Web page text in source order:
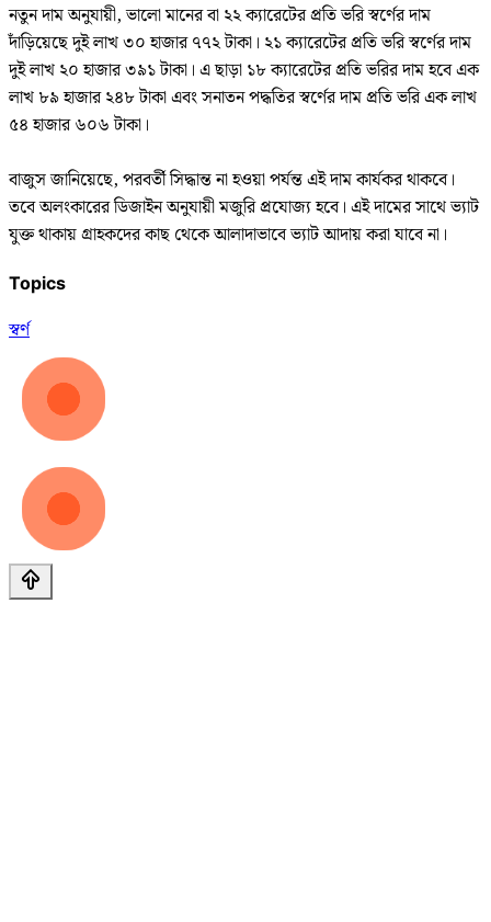
নতুন দাম অনুযায়ী, ভালো মানের বা ২২ ক্যারেটের প্রতি ভরি স্বর্ণের দাম
দাঁড়িয়েছে দুই লাখ ৩০ হাজার ৭৭২ টাকা। ২১ ক্যারেটের প্রতি ভরি স্বর্ণের দাম
দুই লাখ ২০ হাজার ৩৯১ টাকা। এ ছাড়া ১৮ ক্যারেটের প্রতি ভরির দাম হবে এক
লাখ ৮৯ হাজার ২৪৮ টাকা এবং সনাতন পদ্ধতির স্বর্ণের দাম প্রতি ভরি এক লাখ
৫৪ হাজার ৬০৬ টাকা।
বাজুস জানিয়েছে, পরবর্তী সিদ্ধান্ত না হওয়া পর্যন্ত এই দাম কার্যকর থাকবে।
তবে অলংকারের ডিজাইন অনুযায়ী মজুরি প্রযোজ্য হবে। এই দামের সাথে ভ্যাট
যুক্ত থাকায় গ্রাহকদের কাছ থেকে আলাদাভাবে ভ্যাট আদায় করা যাবে না।
Topics
স্বর্ণ